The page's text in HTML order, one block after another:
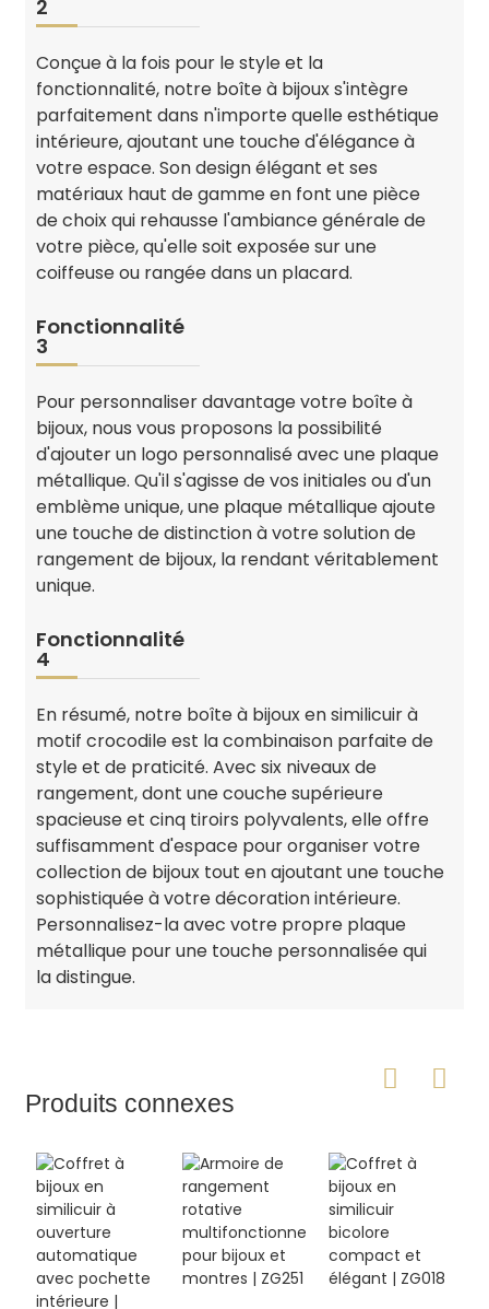
2
Conçue à la fois pour le style et la
fonctionnalité, notre boîte à bijoux s'intègre
parfaitement dans n'importe quelle esthétique
intérieure, ajoutant une touche d'élégance à
votre espace. Son design élégant et ses
matériaux haut de gamme en font une pièce
de choix qui rehausse l'ambiance générale de
votre pièce, qu'elle soit exposée sur une
coiffeuse ou rangée dans un placard.
Fonctionnalité
3
Pour personnaliser davantage votre boîte à
bijoux, nous vous proposons la possibilité
d'ajouter un logo personnalisé avec une plaque
métallique. Qu'il s'agisse de vos initiales ou d'un
emblème unique, une plaque métallique ajoute
une touche de distinction à votre solution de
rangement de bijoux, la rendant véritablement
unique.
Fonctionnalité
4
En résumé, notre boîte à bijoux en similicuir à
motif crocodile est la combinaison parfaite de
style et de praticité. Avec six niveaux de
rangement, dont une couche supérieure
spacieuse et cinq tiroirs polyvalents, elle offre
suffisamment d'espace pour organiser votre
collection de bijoux tout en ajoutant une touche
sophistiquée à votre décoration intérieure.
Personnalisez-la avec votre propre plaque
métallique pour une touche personnalisée qui
la distingue.
Produits connexes